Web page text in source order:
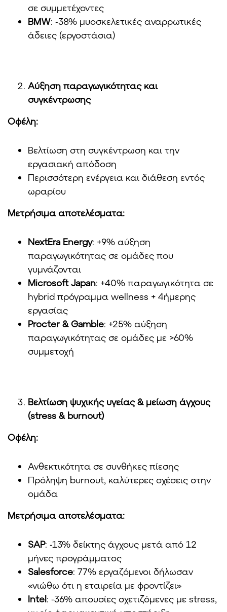
σε συμμετέχοντες
BMW: -38% μυοσκελετικές αναρρωτικές
άδειες (εργοστάσια)
Αύξηση παραγωγικότητας και
συγκέντρωσης
Οφέλη:
Βελτίωση στη συγκέντρωση και την
εργασιακή απόδοση
Περισσότερη ενέργεια και διάθεση εντός
ωραρίου
Μετρήσιμα αποτελέσματα:
NextEra Energy: +9% αύξηση
παραγωγικότητας σε ομάδες που
γυμνάζονται
Microsoft Japan: +40% παραγωγικότητα σε
hybrid πρόγραμμα wellness + 4ήμερης
εργασίας
Procter & Gamble: +25% αύξηση
παραγωγικότητας σε ομάδες με >60%
συμμετοχή
Βελτίωση ψυχικής υγείας & μείωση άγχους
(stress & burnout)
Οφέλη:
Ανθεκτικότητα σε συνθήκες πίεσης
Πρόληψη burnout, καλύτερες σχέσεις στην
ομάδα
Μετρήσιμα αποτελέσματα:
SAP: -13% δείκτης άγχους μετά από 12
μήνες προγράμματος
Salesforce: 77% εργαζόμενοι δήλωσαν
«νιώθω ότι η εταιρεία με φροντίζει»
Intel: -36% απουσίες σχετιζόμενες με stress,